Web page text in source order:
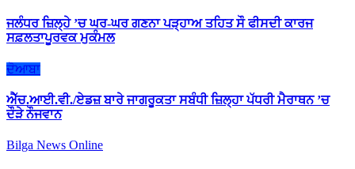
ਜਲੰਧਰ ਜ਼ਿਲ੍ਹੇ ’ਚ ਘਰ-ਘਰ ਗਣਨਾ ਪੜ੍ਹਾਅ ਤਹਿਤ ਸੌ ਫੀਸਦੀ ਕਾਰਜ
ਸਫ਼ਲਤਾਪੂਰਵਕ ਮੁਕੰਮਲ
ਦੋਆਬਾ
ਐੱਚ.ਆਈ.ਵੀ./ਏਡਜ਼ ਬਾਰੇ ਜਾਗਰੂਕਤਾ ਸਬੰਧੀ ਜ਼ਿਲ੍ਹਾ ਪੱਧਰੀ ਮੈਰਾਥਨ ’ਚ
ਦੌੜੇ ਨੌਜਵਾਨ
Bilga News Online